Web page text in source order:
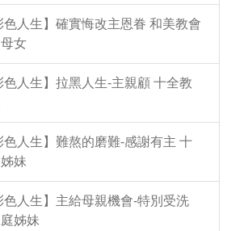
人生】確實悔改主恩眷 和美教會
女
人生】拉黑人生-主親顧 十全教
人生】難熬的磨難-感謝有主 十
妹
人生】主給母親機會-特別受洗
姊妹